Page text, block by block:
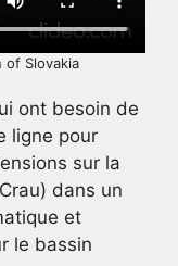
Slovakia
ont besoin de
ligne pour
sur la
dans un
et
le bassin